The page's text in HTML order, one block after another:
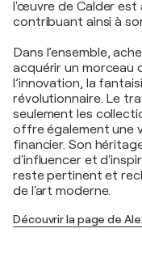
l'œuvre de Calder est
contribuant ainsi à
Dans l’ensemble,
acquérir un morceau
l’innovation, la
révolutionnaire. Le
seulement les
offre également une
financier. Son
d'influencer et
reste pertinent et
de l'art moderne.
Découvrir la page de